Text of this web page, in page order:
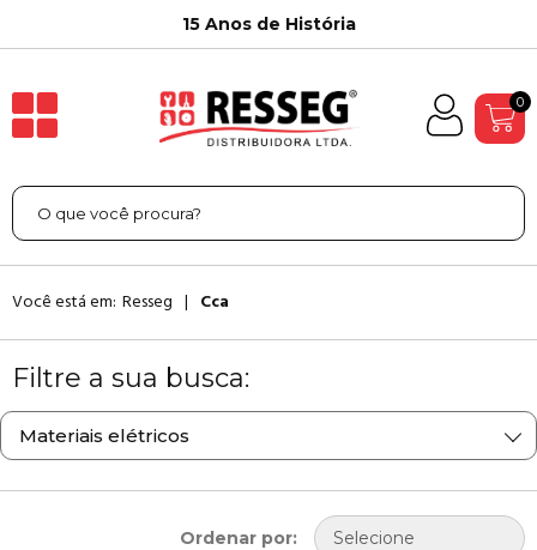
15 Anos de História
0
Você está em: Resseg Cca
Filtre a sua busca:
Materiais elétricos
Ordenar por: